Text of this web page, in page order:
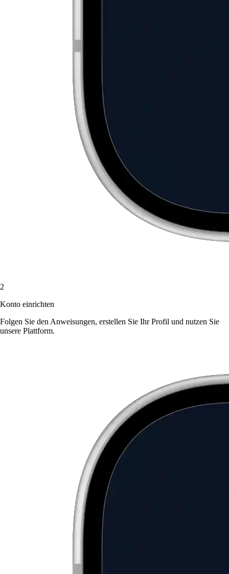
2
Konto einrichten
Folgen Sie den Anweisungen, erstellen Sie Ihr Profil und nutzen Sie
unsere Plattform.